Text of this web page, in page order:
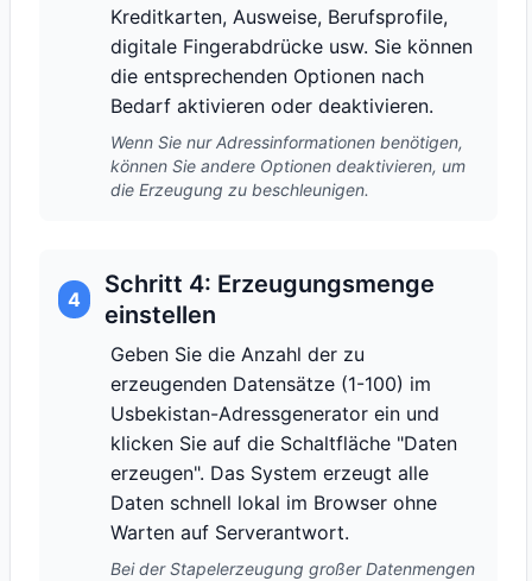
Kreditkarten, Ausweise, Berufsprofile,
digitale Fingerabdrücke usw. Sie können
die entsprechenden Optionen nach
Bedarf aktivieren oder deaktivieren.
Wenn Sie nur Adressinformationen benötigen,
können Sie andere Optionen deaktivieren, um
die Erzeugung zu beschleunigen.
4
Schritt 4: Erzeugungsmenge
einstellen
Geben Sie die Anzahl der zu
erzeugenden Datensätze (1-100) im
Usbekistan-Adressgenerator ein und
klicken Sie auf die Schaltfläche "Daten
erzeugen". Das System erzeugt alle
Daten schnell lokal im Browser ohne
Warten auf Serverantwort.
Bei der Stapelerzeugung großer Datenmengen